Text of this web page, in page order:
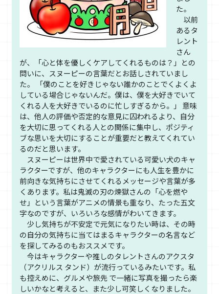
た。
以前
あるタ
レント
さん
が、「心と体を優しくケアしてくれるものは？」との
問いに、スヌーピーの言葉だとお話しされていまし
た。 「僕のことを好きじゃない誰かのことでくよくよ
している場合じゃないんだ。僕は、僕を大好きでいて
くれる人を大好きでいるのに忙しすぎるから。」 意味
は、他人の評価や否定的な意見に囚われるより、自分
を大切に思ってくれる人との関係に集中し、ポジティ
ブな思いを大切にすることが重要だと教えてくれてい
るのだと思います。
スヌーピーは世界中で愛されている可愛い犬のキャ
ラクターですが、他のキャラクターにも人生を豊かに
前向きな気持ちにさせてくれるメッセージや言葉が多
くあります。私は鬼滅の刃の煉獄さんの「心を燃や
せ」という言葉がアニメの情景も重なり、たった五文
字なのですが、いろいろな感情がわいてきます。
少し気持ちが不安定で元気になりたい時は、その時
の自分の気持ちに当てはまるキャラクターの名言など
を探してみるのもおススメです。
今はキャラクターや推しのタレントさんのアクスタ
（アクリルス タンド）が流行っているみたいです。私
も控えめに、グルメや旅先 で一緒に写真を撮ったら楽
しいかなと考えると、また少し可笑しくなりました。